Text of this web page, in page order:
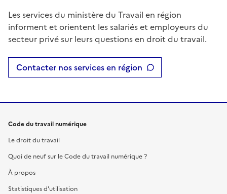
Les services du ministère du Travail en région
informent et orientent les salariés et employeurs du
secteur privé sur leurs questions en droit du travail.
Contacter nos services en région
Code du travail numérique
Le droit du travail
Quoi de neuf sur le Code du travail numérique ?
À propos
Statistiques d'utilisation